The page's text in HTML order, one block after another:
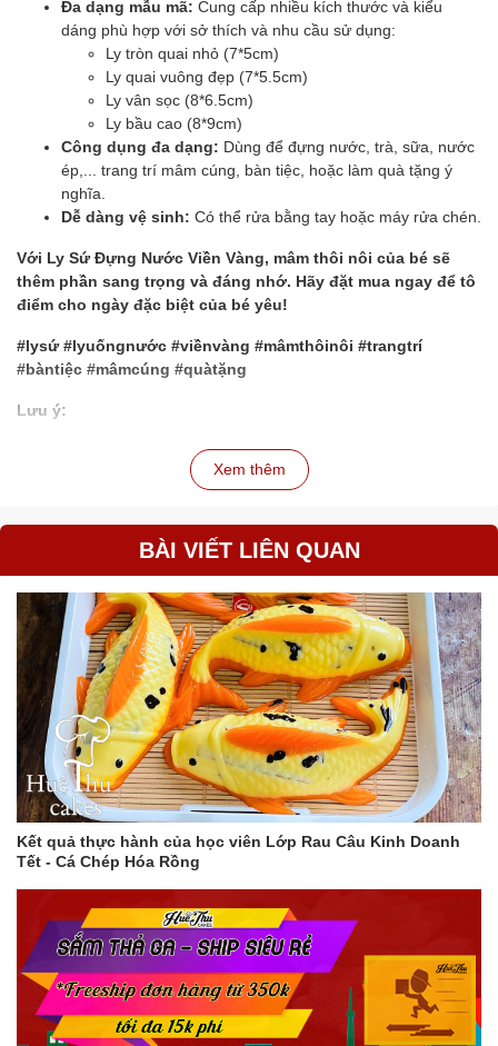
Đa dạng mẫu mã: Cung cấp nhiều kích thước và kiểu
dáng phù hợp với sở thích và nhu cầu sử dụng:
Ly tròn quai nhỏ (7*5cm)
Ly quai vuông đẹp (7*5.5cm)
Ly vân sọc (8*6.5cm)
Ly bầu cao (8*9cm)
Công dụng đa dạng: Dùng để đựng nước, trà, sữa, nước
ép,... trang trí mâm cúng, bàn tiệc, hoặc làm quà tặng ý
nghĩa.
Dễ dàng vệ sinh: Có thể rửa bằng tay hoặc máy rửa chén.
Với Ly Sứ Đựng Nước Viền Vàng, mâm thôi nôi của bé sẽ
thêm phần sang trọng và đáng nhớ. Hãy đặt mua ngay để tô
điểm cho ngày đặc biệt của bé yêu!
#lysứ #lyuốngnước #viềnvàng #mâmthôinôi #trangtrí
#bàntiệc #mâmcúng #quàtặng
Lưu ý:
Giá bán áp dụng cho 1 ly.
Hình ảnh sản phẩm có thể thay đổi so với thực tế do điều
Vui lòng liên hệ shop để được tư vấn chi tiết về sản phẩm.
Xem thêm
BÀI VIẾT LIÊN QUAN
Kết quả thực hành của học viên Lớp Rau Câu Kinh Doanh
Tết - Cá Chép Hóa Rồng